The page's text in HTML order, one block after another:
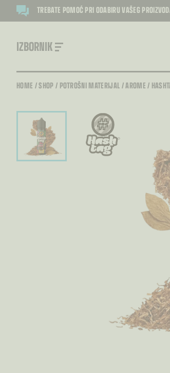
TREBATE POMOĆ PRI ODABIRU VAŠEG
IZBORNIK
HOME /SHOP / POTROŠNI MATERIJAL/AROME/